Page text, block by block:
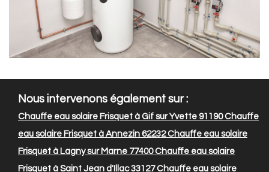
Nous intervenons également sur :
Chauffe eau solaire Frisquet à Gif sur Yvette 91190Chauffe
eau solaire Frisquet à Annezin 62232Chauffe eau solaire
Frisquet à Lagny sur Marne 77400Chauffe eau solaire
Frisquet à Saint Jean d'Illac 33127Chauffe eau solaire